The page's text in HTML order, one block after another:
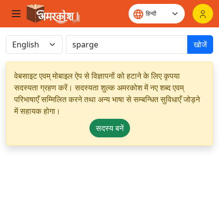
खोजें
वेबसाइट एवम् मोबाइल ऐप से विज्ञापनों को हटाने के लिए कृपया
सदस्यता ग्रहण करें। सदस्यता शुल्क अमरकोश में नए शब्द एवम्
परिभाषाएँ सम्मिलित करने तथा अन्य भाषा से सम्बन्धित सुविधाएँ जोड़ने
में सहायक होगा।
सदस्य बनें